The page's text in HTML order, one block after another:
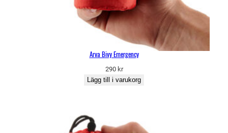
Arva Bivy Emergency
290 kr
Lägg till i varukorg